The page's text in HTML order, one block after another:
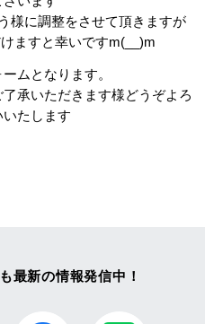
様に調整をさせて頂きますが
ますと幸いですm(__)m
ムとなります。
承いただきます様どうぞよろ
いたします
最新の情報発信中！